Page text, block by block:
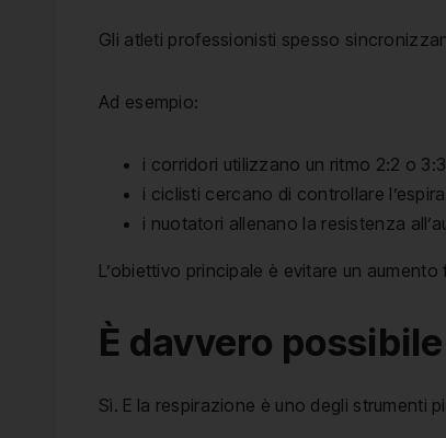
Gli atleti professionisti spesso
Ad esempio:
i corridori utilizzano un ritmo 2:2 o
i ciclisti cercano di controllare
i nuotatori allenano la resistenza
L’obiettivo principale è evitare un
È davvero
Sì. E la respirazione è uno degli strumenti